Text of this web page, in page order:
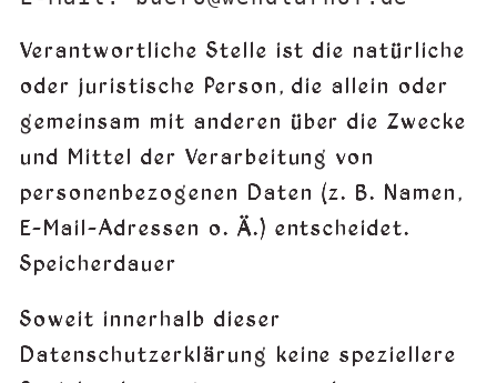
Verantwortliche Stelle ist die natürliche
oder juristische Person, die allein oder
gemeinsam mit anderen über die Zwecke
und Mittel der Verarbeitung von
personenbezogenen Daten (z. B. Namen,
E-Mail-Adressen o. Ä.) entscheidet.
Speicherdauer
Soweit innerhalb dieser
Datenschutzerklärung keine speziellere